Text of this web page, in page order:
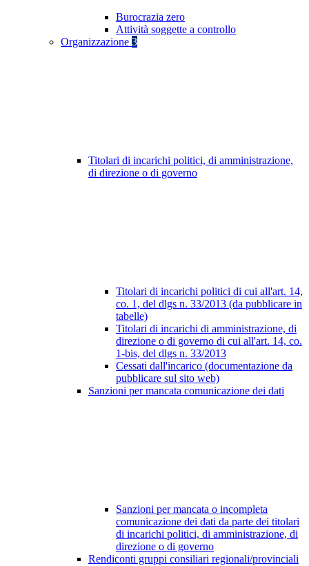
Burocrazia zero
Attività soggette a controllo
Organizzazione 3
Titolari di incarichi politici, di amministrazione,
di direzione o di governo
Titolari di incarichi politici di cui all'art. 14,
co. 1, del dlgs n. 33/2013 (da pubblicare in
tabelle)
Titolari di incarichi di amministrazione, di
direzione o di governo di cui all'art. 14, co.
1-bis, del dlgs n. 33/2013
Cessati dall'incarico (documentazione da
pubblicare sul sito web)
Sanzioni per mancata comunicazione dei dati
Sanzioni per mancata o incompleta
comunicazione dei dati da parte dei titolari
di incarichi politici, di amministrazione, di
direzione o di governo
Rendiconti gruppi consiliari regionali/provinciali